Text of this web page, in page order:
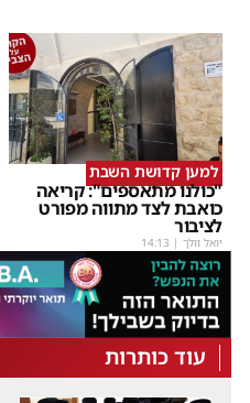
למען קדושת השבת
"כולנו מתאספים": קריאה
כואבת לצד מתווה מפורט
לציבור
יואל וולך |
14:13
עוד כותרות